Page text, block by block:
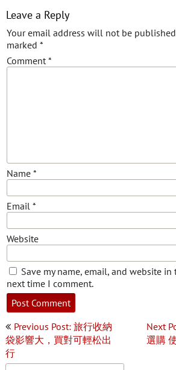
Leave a Reply
Your email address will not be
marked *
Comment *
Name *
Email *
Website
Save my name, email, and website
next time I comment.
Post
navigation
Previous Post: 旅行收納
袋影響大，買對可輕松出
行
Next
選購